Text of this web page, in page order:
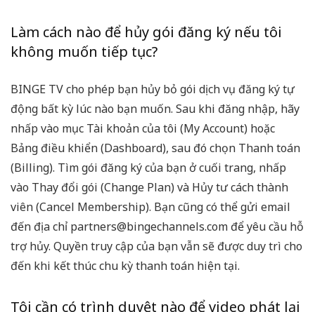
Làm cách nào để hủy gói đăng ký nếu tôi
không muốn tiếp tục?
BINGE TV cho phép bạn hủy bỏ gói dịch vụ đăng ký tự
động bất kỳ lúc nào bạn muốn. Sau khi đăng nhập, hãy
nhấp vào mục Tài khoản của tôi (My Account) hoặc
Bảng điều khiển (Dashboard), sau đó chọn Thanh toán
(Billing). Tìm gói đăng ký của bạn ở cuối trang, nhấp
vào Thay đổi gói (Change Plan) và Hủy tư cách thành
viên (Cancel Membership). Bạn cũng có thể gửi email
đến địa chỉ partners@bingechannels.com để yêu cầu hỗ
trợ hủy. Quyền truy cập của bạn vẫn sẽ được duy trì cho
đến khi kết thúc chu kỳ thanh toán hiện tại.
Tôi cần có trình duyệt nào để video phát lại